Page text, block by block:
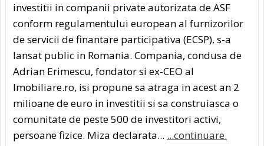
investitii in companii private autorizata de ASF
conform regulamentului european al furnizorilor
de servicii de finantare participativa (ECSP), s-a
lansat public in Romania. Compania, condusa de
Adrian Erimescu, fondator si ex-CEO al
Imobiliare.ro, isi propune sa atraga in acest an 2
milioane de euro in investitii si sa construiasca o
comunitate de peste 500 de investitori activi,
persoane fizice. Miza declarata... ...continuare.